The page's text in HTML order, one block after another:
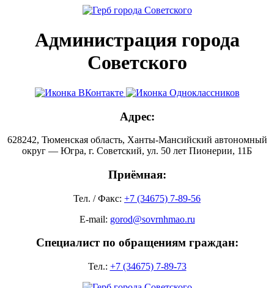
Администрация города
Советского
Адрес:
628242, Тюменская область, Ханты-Мансийский автономный
округ — Югра, г. Советский, ул. 50 лет Пионерии, 11Б
Приёмная:
Тел. / Факс: +7 (34675) 7-89-56
E-mail: gorod@sovrnhmao.ru
Специалист по обращениям граждан:
Тел.: +7 (34675) 7-89-73